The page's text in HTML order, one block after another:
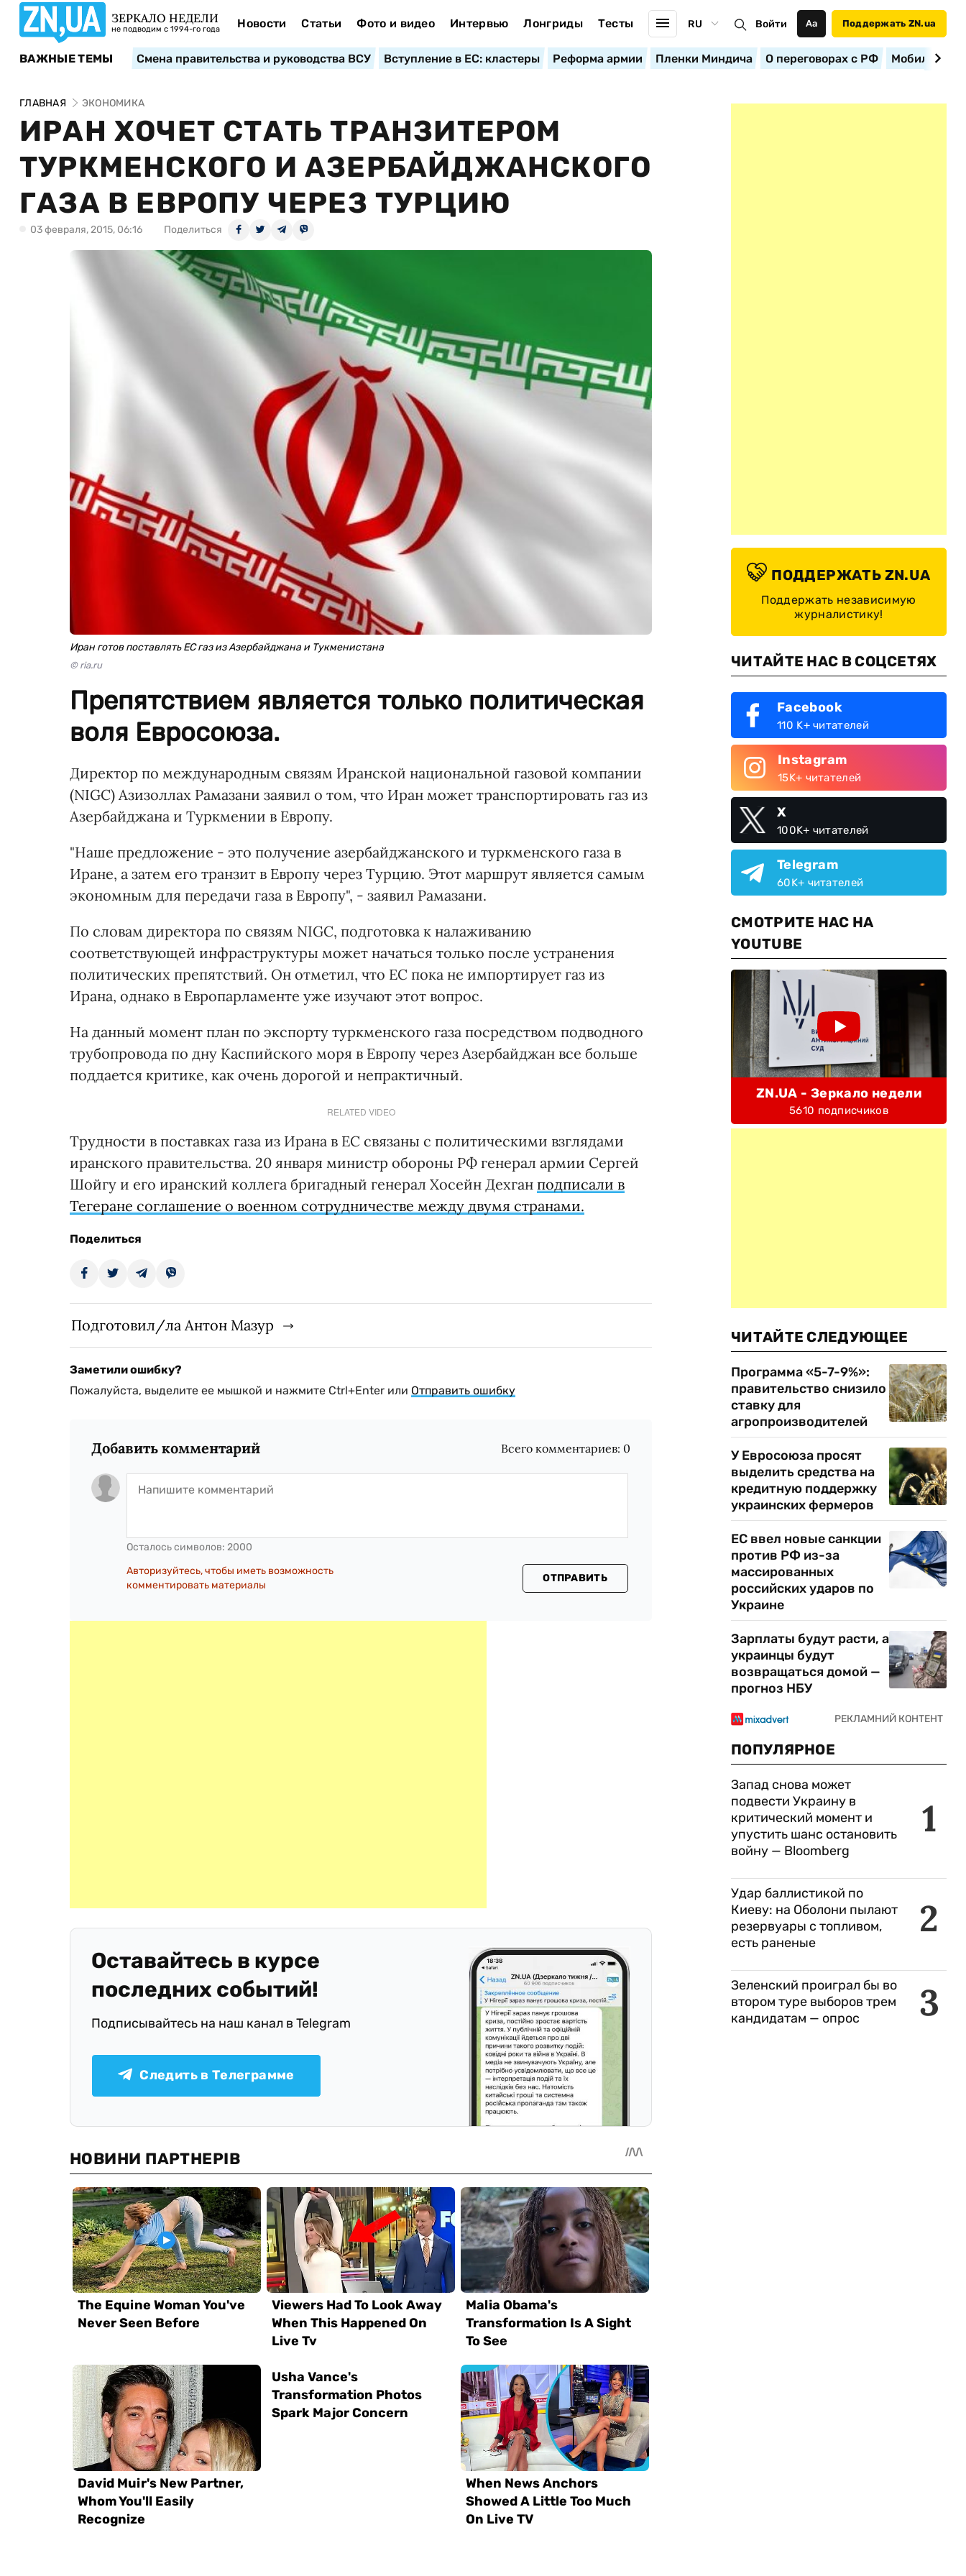
ЗЕРКАЛО НЕДЕЛИ
не подводим с 1994-го года Новости Статьи Фото и видео Интервью Лонгриды Тесты RU Войти Аа Поддержать ZN.ua
ВАЖНЫЕ ТЕМЫ Смена правительства и руководства ВСУ Вступление в ЕС: кластеры Реформа армии Пленки Миндича О переговорах с РФ
ГЛАВНАЯ ЭКОНОМИКА
ИРАН ХОЧЕТ СТАТЬ ТРАНЗИТЕРОМ
ТУРКМЕНСКОГО И АЗЕРБАЙДЖАНСКОГО
ГАЗА В ЕВРОПУ ЧЕРЕЗ ТУРЦИЮ
03 февраля, 2015, 06:16 Поделиться
Иран готов поставлять ЕС газ из Азербайджана и Тукменистана
© ria.ru
Препятствием является только политическая
воля Евросоюза.
Директор по международным связям Иранской национальной газовой компании
(NIGC) Азизоллах Рамазани заявил о том, что Иран может транспортировать газ из
Азербайджана и Туркмении в Европу.
"Наше предложение - это получение азербайджанского и туркменского газа в
Иране, а затем его транзит в Европу через Турцию. Этот маршрут является самым
экономным для передачи газа в Европу", - заявил Рамазани.
По словам директора по связям NIGC, подготовка к налаживанию
соответствующей инфраструктуры может начаться только после устранения
политических препятствий. Он отметил, что ЕС пока не импортирует газ из
Ирана, однако в Европарламенте уже изучают этот вопрос.
На данный момент план по экспорту туркменского газа посредством подводного
трубопровода по дну Каспийского моря в Европу через Азербайджан все больше
поддается критике, как очень дорогой и непрактичный.
RELATED VIDEO
Трудности в поставках газа из Ирана в ЕС связаны с политическими взглядами
иранского правительства. 20 января министр обороны РФ генерал армии Сергей
Шойгу и его иранский коллега бригадный генерал Хосейн Дехган подписали в
Тегеране соглашение о военном сотрудничестве между двумя странами.
Поделиться
Подготовил/ла Антон Мазур
Заметили ошибку?
Пожалуйста, выделите ее мышкой и нажмите Ctrl+Enter или Отправить ошибку
Добавить комментарий Всего комментариев: 0
Осталось символов: 2000
Авторизуйтесь, чтобы иметь возможность
комментировать материалы
ОТПРАВИТЬ
Оставайтесь в курсе
последних событий!
Подписывайтесь на наш канал в Telegram
Следить в Телеграмме
ПОДДЕРЖАТЬ ZN.UA
Поддержать независимую
журналистику!
ЧИТАЙТЕ НАС В СОЦСЕТЯХ
Facebook
110 K+ читателей
Instagram
15K+ читателей
X
100K+ читателей
Telegram
60K+ читателей
СМОТРИТЕ НАС НА
YOUTUBE
ZN.UA - Зеркало недели
5610 подписчиков
ЧИТАЙТЕ СЛЕДУЮЩЕЕ
Программа «5-7-9%»:
правительство снизило
ставку для
агропроизводителей
У Евросоюза просят
выделить средства на
кредитную поддержку
украинских фермеров
ЕС ввел новые санкции
против РФ из-за
массированных
российских ударов по
Украине
Зарплаты будут расти, а
украинцы будут
возвращаться домой —
прогноз НБУ
ПОПУЛЯРНОЕ
1
Запад снова может
подвести Украину в
критический момент и
упустить шанс остановить
войну — Bloomberg
2
Удар баллистикой по
Киеву: на Оболони пылают
резервуары с топливом,
есть раненые
3
Зеленский проиграл бы во
втором туре выборов трем
кандидатам — опрос